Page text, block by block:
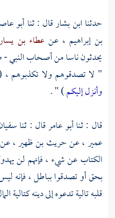
حدثناابن بشارقال : ثناأبو
بن إبراهيم ،عنعطاء بن
يحدثون ناسا من أصحاب النبي -
" لا تصدقوهم ولا تكذبوهم
وأنزل إليكم) " .
قال : ثناأبو عامرقال : ثنا
عمير ،عنحريث بن ظهير ،عن
الكتاب عن شيء ، فإنهم لن
بحق أو تصدقوا بباطل ، فإنه
قلبه تالية تدعوه إلى دينه كتالية